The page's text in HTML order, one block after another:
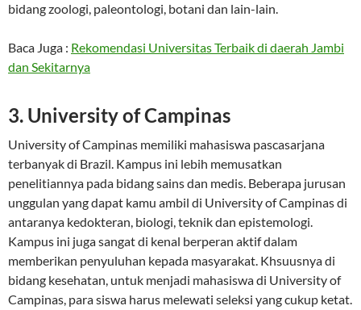
bidang zoologi, paleontologi, botani dan lain-lain.
Baca Juga : Rekomendasi Universitas Terbaik di daerah Jambi
dan Sekitarnya
3. University of Campinas
University of Campinas memiliki mahasiswa pascasarjana
terbanyak di Brazil. Kampus ini lebih memusatkan
penelitiannya pada bidang sains dan medis. Beberapa jurusan
unggulan yang dapat kamu ambil di University of Campinas di
antaranya kedokteran, biologi, teknik dan epistemologi.
Kampus ini juga sangat di kenal berperan aktif dalam
memberikan penyuluhan kepada masyarakat. Khsuusnya di
bidang kesehatan, untuk menjadi mahasiswa di University of
Campinas, para siswa harus melewati seleksi yang cukup ketat.